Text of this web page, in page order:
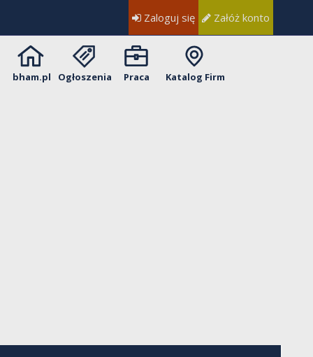
Zaloguj się Załóż konto
bham.pl Ogłoszenia Praca Katalog Firm